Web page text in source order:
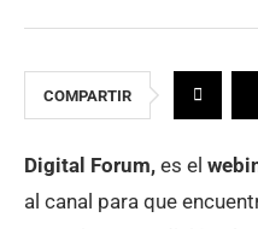
COMPARTIR
Digital Forum, es el
al canal para que